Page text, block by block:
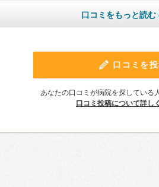
口コミをもっと読む
口コミを
あなたの口コミが病院を探している
口コミ投稿について詳し